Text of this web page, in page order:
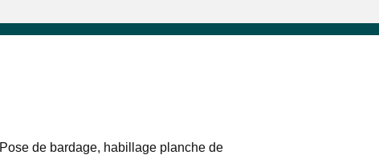
Pose de bardage, habillage planche de